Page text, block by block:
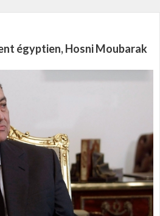
égyptien, Hosni Moubarak